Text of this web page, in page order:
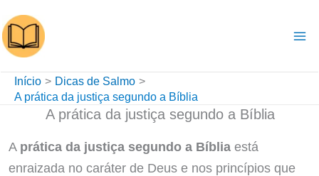
para
o
conteúdo
Início
Dicas de Salmo
A prática da justiça segundo a Bíblia
A prática da justiça segundo a Bíblia
A prática da justiça segundo a Bíbliaestá
enraizada no caráter de Deus e nos princípios que